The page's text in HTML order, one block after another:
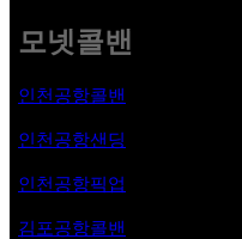
모넷콜밴
인천공항콜밴
인천공항샌딩
인천공항픽업
김포공항콜밴